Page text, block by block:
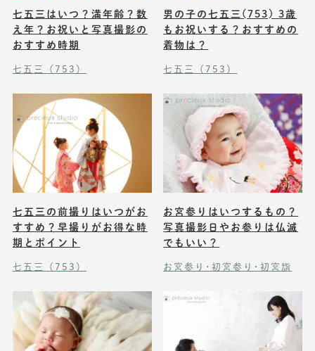
七五三はいつ？満年齢？数
え年？お祝いと写真撮影の
おすすめ時期
七五三（753）
男の子の七五三(753) 3歳
もお祝いする？おすすめの
着物は？
七五三（753）
七五三の前撮りはいつがお
すすめ？早撮りがお得な時
期とポイント
七五三（753）
お宮参りはいつするもの？
写真撮影日やお参りは仏滅
でもいい？
お宮参り･初宮参り･初宮詣